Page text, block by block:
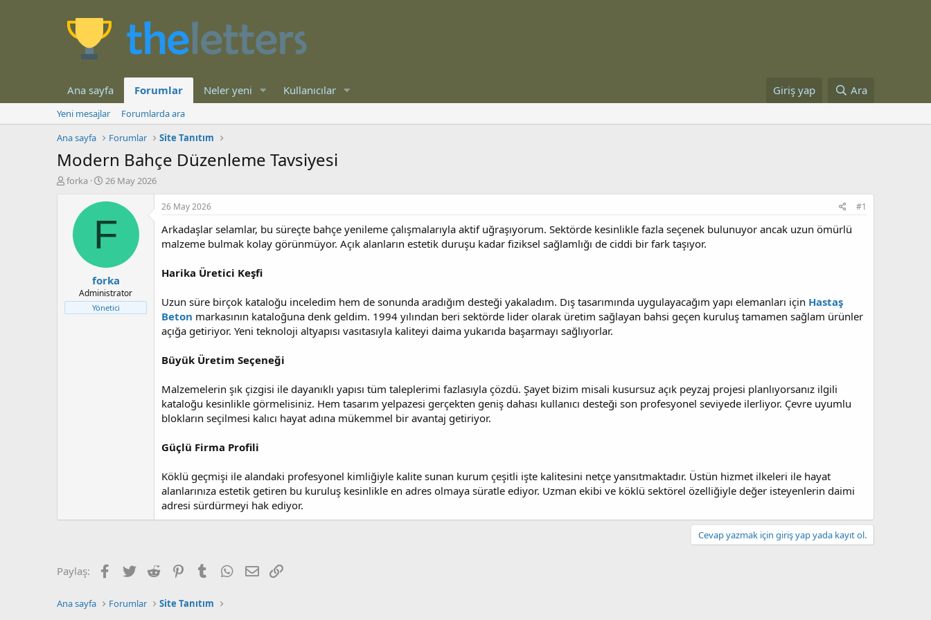
Ana sayfa Forumlar Neler yeni Kullanıcılar Giriş yap Ara
Yeni mesajlar
Forumlarda ara
Ana sayfa
Forumlar Site Tanıtım
Modern Bahçe Düzenleme Tavsiyesi
K
l
a
forka
B
ş
ı
ç
t
a
r
26 May 2026
F
forka
Administrator
Yönetici
26 May 2026 #1
Arkadaşlar selamlar, bu süreçte bahçe yenileme çalışmalarıyla aktif uğraşıyorum. Sektörde kesinlikle fazla seçenek bulunuyor ancak uzun ömürlü
malzeme bulmak kolay görünmüyor. Açık alanların estetik duruşu kadar fiziksel sağlamlığı de ciddi bir fark taşıyor.
Harika Üretici Keşfi
Uzun süre birçok kataloğu inceledim hem de sonunda aradığım desteği yakaladım. Dış tasarımında uygulayacağım yapı elemanları için Hastaş
Beton markasının kataloğuna denk geldim. 1994 yılından beri sektörde lider olarak üretim sağlayan bahsi geçen kuruluş tamamen sağlam ürünler
açığa getiriyor. Yeni teknoloji altyapısı vasıtasıyla kaliteyi daima yukarıda başarmayı sağlıyorlar.
Büyük Üretim Seçeneği
Malzemelerin şık çizgisi ile dayanıklı yapısı tüm taleplerimi fazlasıyla çözdü. Şayet bizim misali kusursuz açık peyzaj projesi planlıyorsanız ilgili
kataloğu kesinlikle görmelisiniz. Hem tasarım yelpazesi gerçekten geniş dahası kullanıcı desteği son profesyonel seviyede ilerliyor. Çevre uyumlu
blokların seçilmesi kalıcı hayat adına mükemmel bir avantaj getiriyor.
Güçlü Firma Profili
Köklü geçmişi ile alandaki profesyonel kimliğiyle kalite sunan kurum çeşitli işte kalitesini netçe yansıtmaktadır. Üstün hizmet ilkeleri ile hayat
alanlarınıza estetik getiren bu kuruluş kesinlikle en adres olmaya süratle ediyor. Uzman ekibi ve köklü sektörel özelliğiyle değer isteyenlerin daimi
adresi sürdürmeyi hak ediyor.
Cevap yazmak için giriş yap yada kayıt ol.
Paylaş: Facebook
Twitter Reddit PinterestTumblr WhatsApp
E-posta
Ana sayfa Forumlar Site Tanıtım